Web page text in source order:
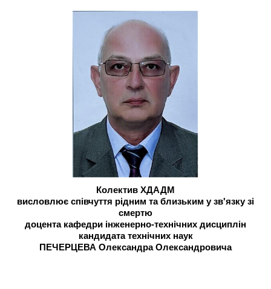
Колектив ХДАДМ
висловлює співчуття рідним та близьким у зв'язку зі
смертю
доцента кафедри інженерно-технічних дисциплін
кандидата технічних наук
ПЕЧЕРЦЕВА Олександра Олександровича